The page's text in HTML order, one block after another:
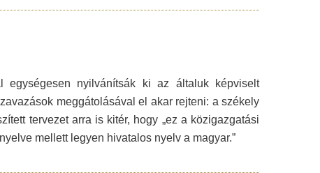
egységesen nyilvánítsák ki az általuk képviselt
meggátolásával el akar rejteni: a székely
tervezet arra is kitér, hogy „ez a közigazgatási
mellett legyen hivatalos nyelv a magyar.”